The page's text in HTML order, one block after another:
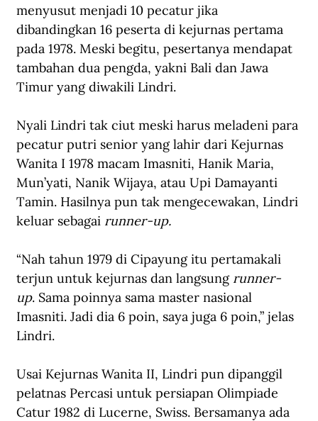
menyusut menjadi 10 pecatur jika
dibandingkan 16 peserta di kejurnas pertama
pada 1978. Meski begitu, pesertanya mendapat
tambahan dua pengda, yakni Bali dan Jawa
Timur yang diwakili Lindri.
Nyali Lindri tak ciut meski harus meladeni para
pecatur putri senior yang lahir dari Kejurnas
Wanita I 1978 macam Imasniti, Hanik Maria,
Mun’yati, Nanik Wijaya, atau Upi Damayanti
Tamin. Hasilnya pun tak mengecewakan, Lindri
keluar sebagai runner-up.
“Nah tahun 1979 di Cipayung itu pertamakali
terjun untuk kejurnas dan langsung runner-
up. Sama poinnya sama master nasional
Imasniti. Jadi dia 6 poin, saya juga 6 poin,” jelas
Lindri.
Usai Kejurnas Wanita II, Lindri pun dipanggil
pelatnas Percasi untuk persiapan Olimpiade
Catur 1982 di Lucerne, Swiss. Bersamanya ada